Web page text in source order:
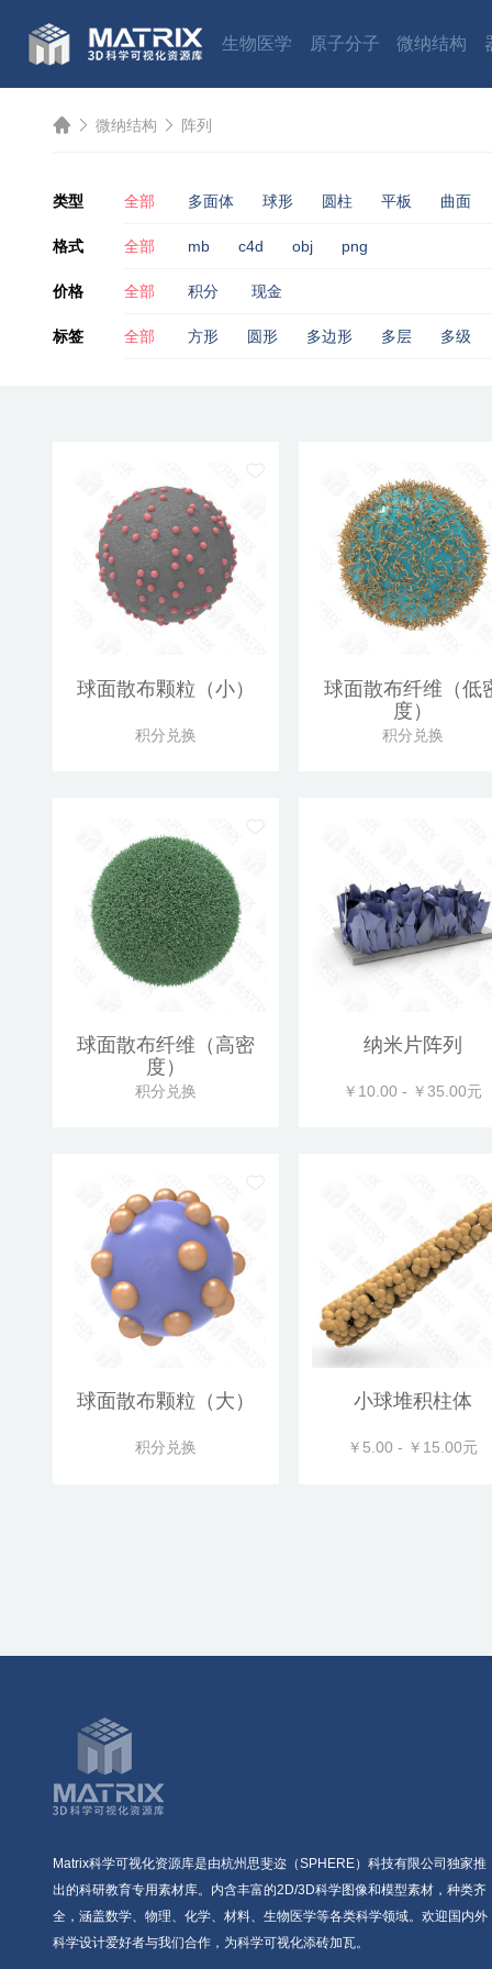
生物医学 原子分子 微纳结构
微纳结构 阵列
类型 全部 多面体 球形 圆柱 平板 曲面
格式 全部 mb c4d obj png
价格 全部 积分 现金
标签 全部 方形 圆形 多边形 多层 多级
球面散布颗粒（小）
积分兑换
球面散布纤维（低
度）
积分兑换
球面散布纤维（高密
度）
积分兑换
纳米片阵列
￥10.00 - ￥35.00元
球面散布颗粒（大）
积分兑换
小球堆积柱体
￥5.00 - ￥15.00元
Matrix科学可视化资源库是由杭州思斐迩（SPHERE）科技有限公司独家推
出的科研教育专用素材库。内含丰富的2D/3D科学图像和模型素材，种类齐
全，涵盖数学、物理、化学、材料、生物医学等各类科学领域。欢迎国内外
科学设计爱好者与我们合作，为科学可视化添砖加瓦。